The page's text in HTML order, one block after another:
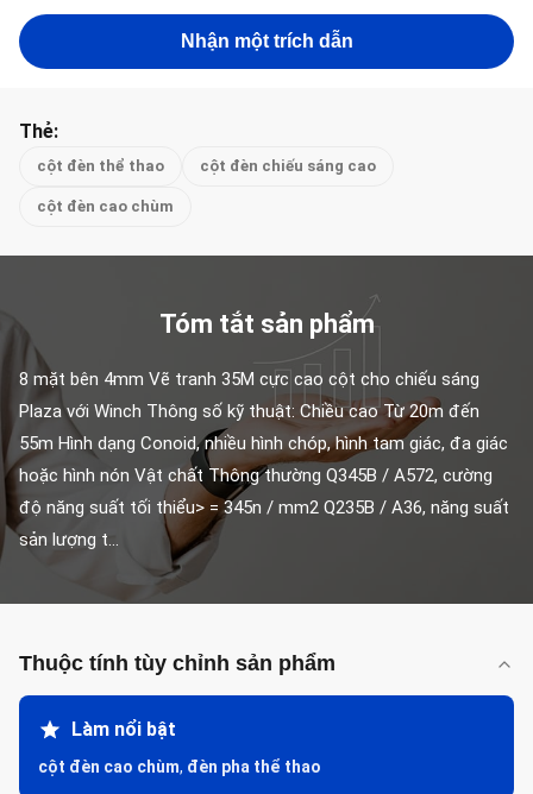
Nhận một trích dẫn
Thẻ:
cột đèn thể thao cột đèn chiếu sáng cao
cột đèn cao chùm
Tóm tắt sản phẩm
8 mặt bên 4mm Vẽ tranh 35M cực cao cột cho chiếu sáng
Plaza với Winch Thông số kỹ thuật: Chiều cao Từ 20m đến
55m Hình dạng Conoid, nhiều hình chóp, hình tam giác, đa giác
hoặc hình nón Vật chất Thông thường Q345B / A572, cường
độ năng suất tối thiểu> = 345n / mm2 Q235B / A36, năng suất
sản lượng t...
Thuộc tính tùy chỉnh sản phẩm
Làm nổi bật
cột đèn cao chùm, đèn pha thể thao